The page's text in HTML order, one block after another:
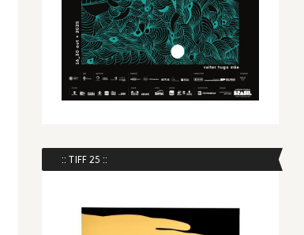
:: TIFF 25 ::